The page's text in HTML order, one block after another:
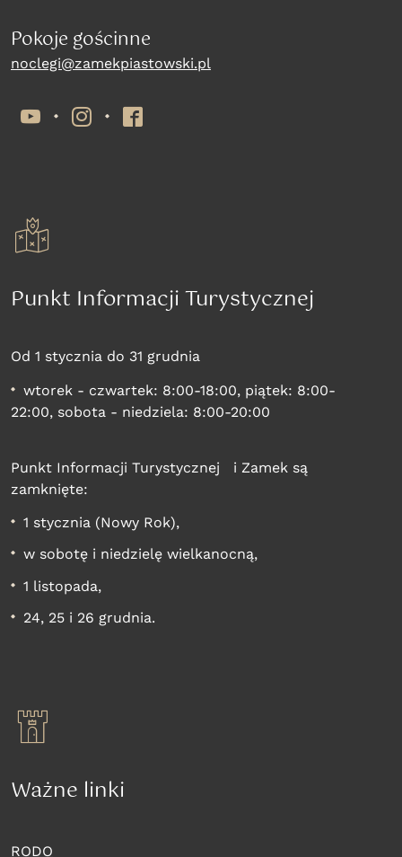
Pokoje gościnne
noclegi@zamekpiastowski.pl
YouTubeInstagramFacebook
Punkt Informacji Turystycznej
Od 1 stycznia do 31 grudnia
wtorek - czwartek: 8:00-18:00, piątek: 8:00-
22:00, sobota - niedziela: 8:00-20:00
Punkt Informacji Turystycznej i Zamek są
zamknięte:
1 stycznia (Nowy Rok),
w sobotę i niedzielę wielkanocną,
1 listopada,
24, 25 i 26 grudnia.
Ważne linki
RODO